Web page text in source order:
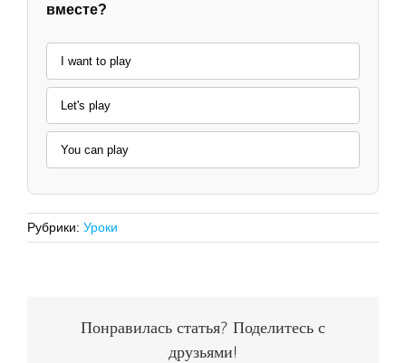
вместе?
I want to play
Let's play
You can play
Рубрики: Уроки
Понравилась статья? Поделитесь с
друзьями!